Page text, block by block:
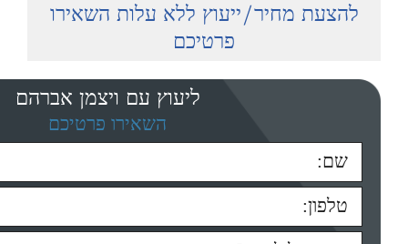
להצעת מחיר/ייעוץ ללא עלות השאירו
פרטיכם
ליעוץ עם ויצמן אברהם
השאירו פרטיכם